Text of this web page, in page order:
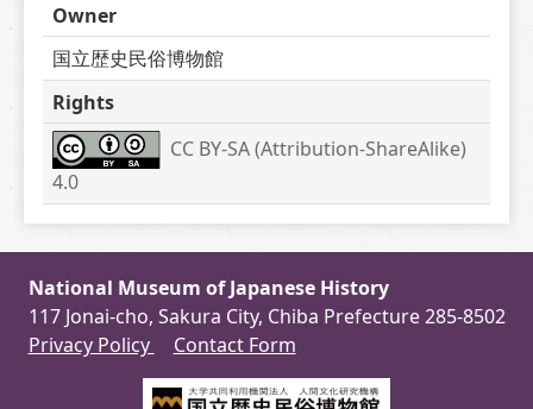
Owner
国立歴史民俗博物館
Rights
CC BY-SA (Attribution-ShareAlike)
4.0
National Museum of Japanese History
117 Jonai-cho, Sakura City, Chiba Prefecture 285-8502
Privacy Policy
Contact Form